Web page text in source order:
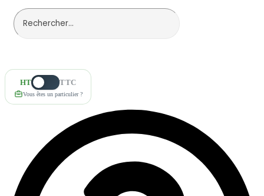
HT TTC
Vous êtes un particulier ?